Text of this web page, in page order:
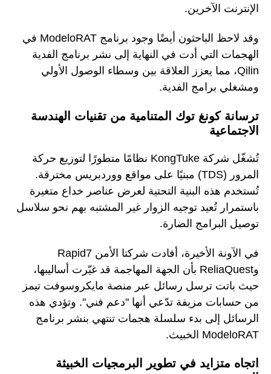
الإنترنت الآخرين.
وقد لاحظ الباحثون أيضًا وجود برنامج ModeloRAT في
الهجمات التي أدت في النهاية إلى نشر برنامج الفدية
Qilin، مما يعزز العلاقة بين وسطاء الوصول الأولي
ومشغلي برامج الفدية.
ترسانة كونغ توك المتنامية من تقنيات الهندسة
الاجتماعية
تُشغّل شركة KongTuke نظامًا متطورًا لتوزيع حركة
المرور (TDS) مبنيًا على مواقع ووردبريس مخترقة.
تُستخدم هذه البنية التحتية لعرض عناصر خداع متغيرة
باستمرار تُعيد توجيه الزوار غير المشتبه بهم نحو سلاسل
توصيل البرامج الضارة.
في الآونة الأخيرة، أفادت شركتا الأمن Rapid7
وReliaQuest بأن الجهة المهاجمة قد غيّرت أساليبها،
حيث باتت ترسل رسائل عبر منصة مايكروسوفت تيمز
من حسابات مزيفة تدّعي أنها "دعم فني". وتؤدي هذه
الرسائل إلى بدء سلسلة هجمات تنتهي بنشر برنامج
ModeloRAT الخبيث.
اتجاه متزايد في تطوير البرمجيات الخبيثة